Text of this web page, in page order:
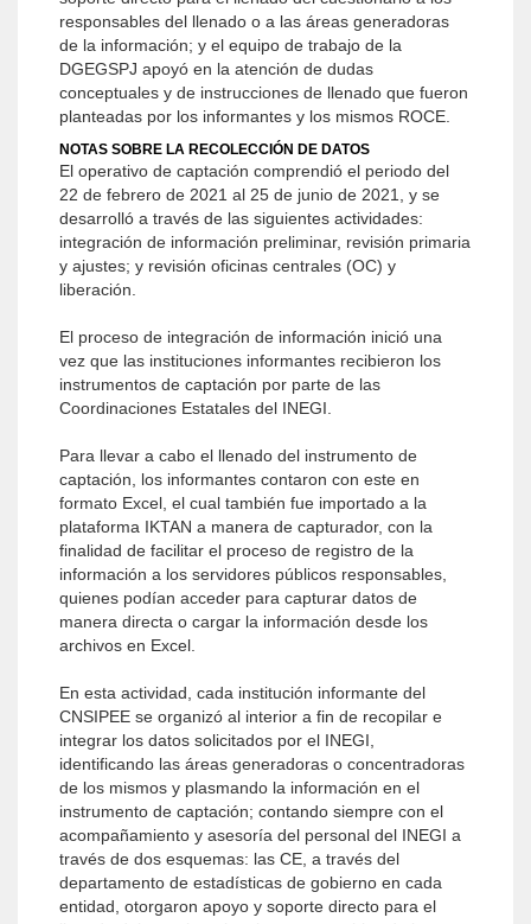
responsables del llenado o a las áreas generadoras
de la información; y el equipo de trabajo de la
DGEGSPJ apoyó en la atención de dudas
conceptuales y de instrucciones de llenado que fueron
planteadas por los informantes y los mismos ROCE.
NOTAS SOBRE LA RECOLECCIÓN DE DATOS
El operativo de captación comprendió el periodo del
22 de febrero de 2021 al 25 de junio de 2021, y se
desarrolló a través de las siguientes actividades:
integración de información preliminar, revisión primaria
y ajustes; y revisión oficinas centrales (OC) y
liberación.
El proceso de integración de información inició una
vez que las instituciones informantes recibieron los
instrumentos de captación por parte de las
Coordinaciones Estatales del INEGI.
Para llevar a cabo el llenado del instrumento de
captación, los informantes contaron con este en
formato Excel, el cual también fue importado a la
plataforma IKTAN a manera de capturador, con la
finalidad de facilitar el proceso de registro de la
información a los servidores públicos responsables,
quienes podían acceder para capturar datos de
manera directa o cargar la información desde los
archivos en Excel.
En esta actividad, cada institución informante del
CNSIPEE se organizó al interior a fin de recopilar e
integrar los datos solicitados por el INEGI,
identificando las áreas generadoras o concentradoras
de los mismos y plasmando la información en el
instrumento de captación; contando siempre con el
acompañamiento y asesoría del personal del INEGI a
través de dos esquemas: las CE, a través del
departamento de estadísticas de gobierno en cada
entidad, otorgaron apoyo y soporte directo para el